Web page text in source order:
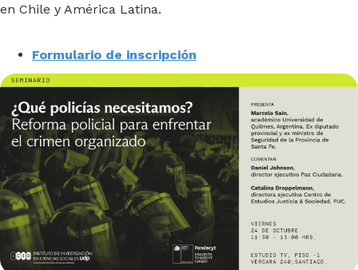
en Chile y América Latina.
Formulario de inscripción